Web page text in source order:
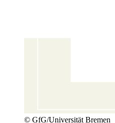
© GfG/Universität Bremen